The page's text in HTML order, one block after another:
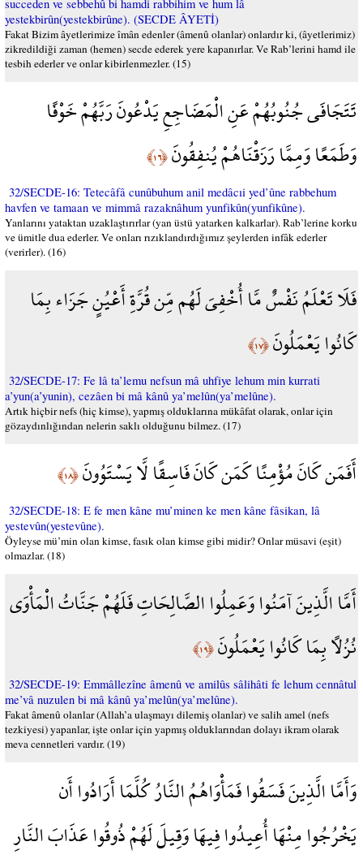
succeden ve sebbehû bi hamdi rabbihim ve hum lâ
yestekbirûn(yestekbirûne). (SECDE ÂYETİ)
Fakat Bizim âyetlerimize îmân edenler (âmenû olanlar) onlardır ki, (âyetlerimiz)
zikredildiği zaman (hemen) secde ederek yere kapanırlar. Ve Rab’lerini hamd ile
tesbih ederler ve onlar kibirlenmezler. (15)
تَتَجَافَى جُنُوبُهُمْ عَنِ الْمَضَاجِعِ يَدْعُونَ رَبَّهُمْ خَوْفًا
وَطَمَعًا وَمِمَّا رَزَقْنَاهُمْ يُنفِقُونَ﴿١٦﴾
32/SECDE-16: Tetecâfâ cunûbuhum anil medâcıi yed’ûne rabbehum
havfen ve tamaan ve mimmâ razaknâhum yunfikûn(yunfikûne).
Yanlarını yataktan uzaklaştırırlar (yan üstü yatarken kalkarlar). Rab’lerine korku
ve ümitle dua ederler. Ve onları rızıklandırdığımız şeylerden infâk ederler
(verirler). (16)
فَلَا تَعْلَمُ نَفْسٌ مَّا أُخْفِيَ لَهُم مِّن قُرَّةِ أَعْيُنٍ جَزَاء بِمَا
كَانُوا يَعْمَلُونَ﴿١٧﴾
32/SECDE-17: Fe lâ ta’lemu nefsun mâ uhfiye lehum min kurrati
a’yun(a’yunin), cezâen bi mâ kânû ya’melûn(ya’melûne).
Artık hiçbir nefs (hiç kimse), yapmış olduklarına mükâfat olarak, onlar için
gözaydınlığından nelerin saklı olduğunu bilmez. (17)
أَفَمَن كَانَ مُؤْمِنًا كَمَن كَانَ فَاسِقًا لَّا يَسْتَوُونَ﴿١٨﴾
32/SECDE-18: E fe men kâne mu’minen ke men kâne fâsikan, lâ
yestevûn(yestevûne).
Öyleyse mü’min olan kimse, fasık olan kimse gibi midir? Onlar müsavi (eşit)
olmazlar. (18)
أَمَّا الَّذِينَ آمَنُوا وَعَمِلُوا الصَّالِحَاتِ فَلَهُمْ جَنَّاتُ الْمَأْوَى
نُزُلًا بِمَا كَانُوا يَعْمَلُونَ﴿١٩﴾
32/SECDE-19: Emmâllezîne âmenû ve amilûs sâlihâti fe lehum cennâtul
me’vâ nuzulen bi mâ kânû ya’melûn(ya’melûne).
Fakat âmenû olanlar (Allah’a ulaşmayı dilemiş olanlar) ve salih amel (nefs
tezkiyesi) yapanlar, işte onlar için yapmış olduklarından dolayı ikram olarak
meva cennetleri vardır. (19)
وَأَمَّا الَّذِينَ فَسَقُوا فَمَأْوَاهُمُ النَّارُ كُلَّمَا أَرَادُوا أَن
يَخْرُجُوا مِنْهَا أُعِيدُوا فِيهَا وَقِيلَ لَهُمْ ذُوقُوا عَذَابَ النَّارِ